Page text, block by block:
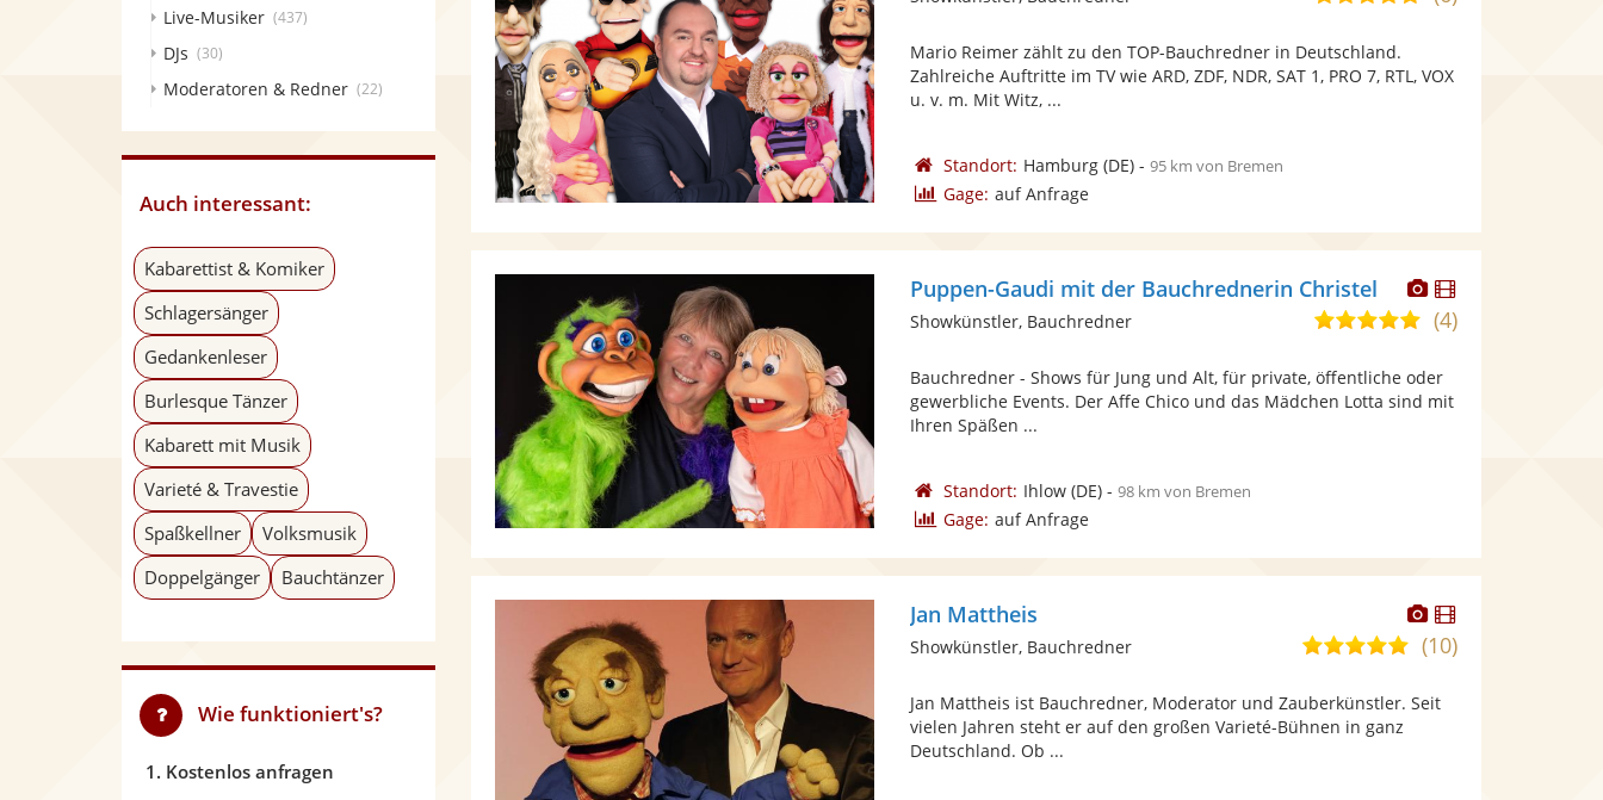
stellt
bereit.
Sternen
Mario Reimer zählt zu den TOP-Bauchredner in Deutschland.
Zahlreiche Auftritte im TV wie ARD, ZDF, NDR, SAT 1, PRO 7, RTL, VOX
u. v. m. Mit Witz, ...
Standort: Hamburg(DE)- 95 km von Bremen
Gage: auf Anfrage
Dieser
Künstler
stellt
bereit.
Dieser
Künstler
Puppen-Gaudi mit der Bauchrednerin Christel
4,9
5
Sternen
(4)
Showkünstler, Bauchredner
Bauchredner - Shows für Jung und Alt, für private, öffentliche oder
gewerbliche Events. Der Affe Chico und das Mädchen Lotta sind mit
Ihren Späßen ...
Standort: Ihlow(DE)- 98 km von Bremen
Gage: auf Anfrage
Dieser
Künstler
stellt
Fotos
bereit.
Dieser
Künstler
Jan Mattheis
5,0
5
(10)
Showkünstler, Bauchredner
Jan Mattheis ist Bauchredner, Moderator und Zauberkünstler. Seit
vielen Jahren steht er auf den großen Varieté-Bühnen in ganz
Deutschland. Ob ...
Live-Musiker (437)
DJs (30)
Moderatoren & Redner (22)
Auch interessant:
Kabarettist & Komiker
Schlagersänger
Gedankenleser
Burlesque Tänzer
Kabarett mit Musik
Varieté & Travestie
Spaßkellner
Volksmusik
Doppelgänger
Bauchtänzer
Wie funktioniert's?
1. Kostenlos anfragen